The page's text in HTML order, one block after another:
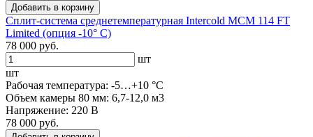
Добавить в корзину
Сплит-система среднетемпературная Intercold MCM 114 FT
Limited (опция -10° С)
78 000 руб.
шт
шт
Рабочая температура: -5…+10 °C
Объем камеры 80 мм: 6,7-12,0 м3
Напряжение: 220 В
78 000 руб.